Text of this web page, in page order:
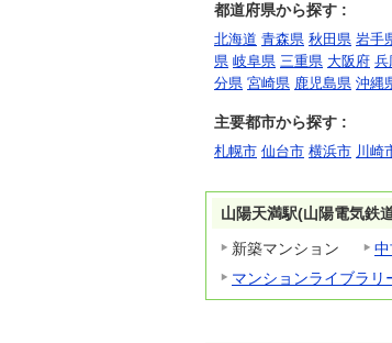
都道府県から探す :
北海道 青森県 秋田県 岩手
県 岐阜県 三重県 大阪府 兵
分県 宮崎県 鹿児島県 沖縄
主要都市から探す :
札幌市 仙台市 横浜市 川崎
山陽天満駅(山陽電気鉄
新築マンション
マンションライブラリ